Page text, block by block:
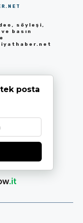
söyleşi,
basın
posta